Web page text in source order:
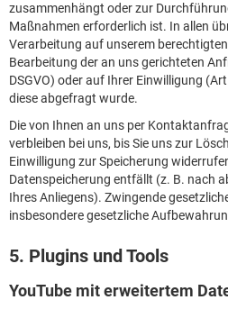
zusammenhängt oder zur
Maßnahmen erforderlich ist. In allen
Verarbeitung auf unserem
Bearbeitung der an uns gerichteten
DSGVO) oder auf Ihrer Einwilligung
diese abgefragt wurde.
Die von Ihnen an uns per
verbleiben bei uns, bis Sie uns zur
Einwilligung zur Speicherung
Datenspeicherung entfällt (z. B. nach
Ihres Anliegens). Zwingende
insbesondere gesetzliche
5. Plugins und Tools
YouTube mit erweitertem